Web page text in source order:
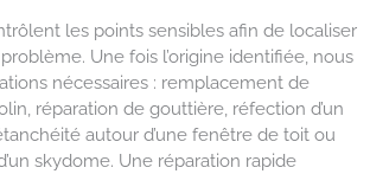
les points sensibles afin de localiser
Une fois l’origine identifiée, nous
nécessaires : remplacement de
réparation de gouttière, réfection d’un
autour d’une fenêtre de toit ou
skydome. Une réparation rapide